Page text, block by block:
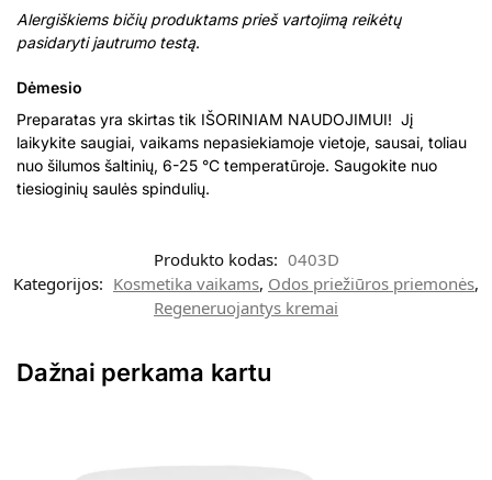
Alergiškiems bičių produktams prieš vartojimą reikėtų
pasidaryti jautrumo testą.
Dėmesio
Preparatas yra skirtas tik IŠORINIAM NAUDOJIMUI! Jį
laikykite saugiai, vaikams nepasiekiamoje vietoje, sausai, toliau
nuo šilumos šaltinių, 6-25 °C temperatūroje. Saugokite nuo
tiesioginių saulės spindulių.
Produkto kodas: 0403D
Kategorijos: Kosmetika vaikams, Odos priežiūros priemonės,
Regeneruojantys kremai
Dažnai perkama kartu